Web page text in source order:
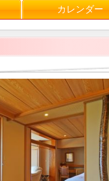
カレンダー